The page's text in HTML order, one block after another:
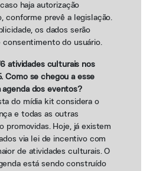
haja autorização
conforme prevê a legislação.
os dados serão
do usuário.
atividades culturais nos
Como se chegou a esse
agenda dos eventos?
do mídia kit considera o
e todas as outras
promovidas. Hoje, já existem
via lei de incentivo com
de atividades culturais. O
está sendo construído